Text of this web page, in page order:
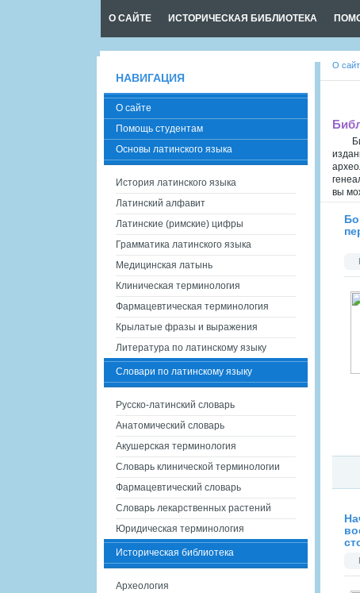
О САЙТЕ ИСТОРИЧЕСКАЯ БИБЛИОТЕКА
О
вы
НАВИГАЦИЯ
О сайте
Помощь студентам
Основы латинского языка
История латинского языка
Латинский алфавит
Латинские (римские) цифры
Грамматика латинского языка
Медицинская латынь
Клиническая терминология
Фармацевтическая терминология
Крылатые фразы и выражения
Литература по латинскому языку
Словари по латинскому языку
Русско-латинский словарь
Анатомический словарь
Акушерская терминология
Словарь клинической терминологии
Фармацевтический словарь
Словарь лекарственных растений
Юридическая терминология
Историческая библиотека
Археология